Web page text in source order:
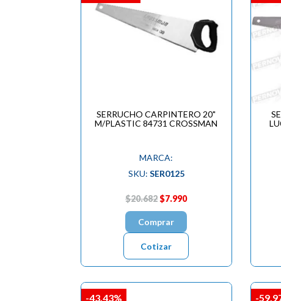
SERRUCHO CARPINTERO 20"
M/PLASTIC 84731 CROSSMAN
MARCA:
SKU: SER0125
$20.682$7.990
Comprar
Cotizar
-43,43% -